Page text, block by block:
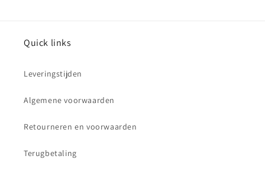
Quick links
Leveringstijden
Algemene voorwaarden
Retourneren en voorwaarden
Terugbetaling